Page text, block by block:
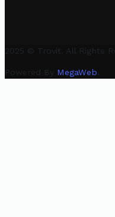
2025 © Trovit. All Rights
Powered By MegaWeb